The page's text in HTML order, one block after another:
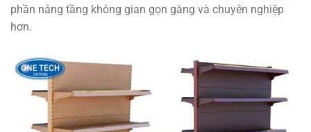
phần nâng tầng không gian gọn gàng và chuyên nghiệp
hơn.